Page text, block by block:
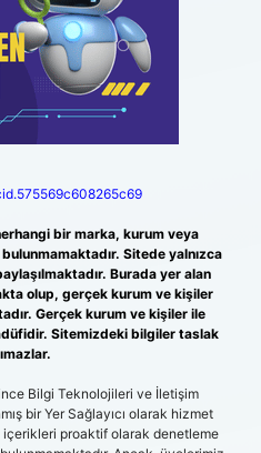
bir marka, kurum veya
Sitede yalnızca
Burada yer alan
olup, gerçek kurum ve kişiler
Gerçek kurum ve kişiler ile
Sitemizdeki bilgiler taslak
Bilgi Teknolojileri ve İletişim
bir Yer Sağlayıcı olarak hizmet
proaktif olarak denetleme